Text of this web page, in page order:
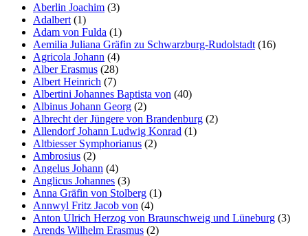
Aberlin Joachim (3)
Adalbert (1)
Adam von Fulda (1)
Aemilia Juliana Gräfin zu Schwarzburg-Rudolstadt (16)
Agricola Johann (4)
Alber Erasmus (28)
Albert Heinrich (7)
Albertini Johannes Baptista von (40)
Albinus Johann Georg (2)
Albrecht der Jüngere von Brandenburg (2)
Allendorf Johann Ludwig Konrad (1)
Altbiesser Symphorianus (2)
Ambrosius (2)
Angelus Johann (4)
Anglicus Johannes (3)
Anna Gräfin von Stolberg (1)
Annwyl Fritz Jacob von (4)
Anton Ulrich Herzog von Braunschweig und Lüneburg (3)
Arends Wilhelm Erasmus (2)